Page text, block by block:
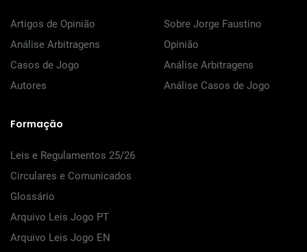
Artigos de Opinião
Análise Arbitragens
Casos de Jogo
Autores
Sobre Jorge Faustino
Opinião
Análise Arbitragens
Análise Casos de Jogo
Formação
Leis e Regulamentos 25/26
Circulares e Comunicados
Glossário
Arquivo Leis Jogo PT
Arquivo Leis Jogo EN